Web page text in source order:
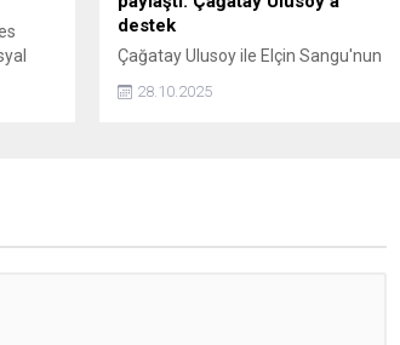
destek
Çağatay Ulusoy ile Elçin Sangu'nun
gerçekleşti. Aslıhan Malbora da bir
28.10.2025